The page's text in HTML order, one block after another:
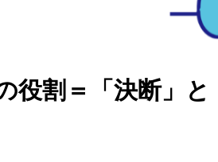
役割＝「決断」